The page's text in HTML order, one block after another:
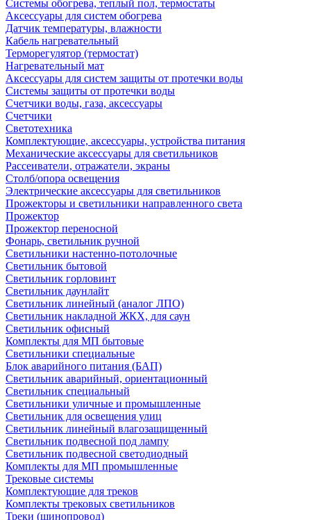
Системы обогрева, теплый пол, термостаты
Аксессуары для систем обогрева
Датчик температуры, влажности
Кабель нагревательный
Терморегулятор (термостат)
Нагревательный мат
Аксессуары для систем защиты от протечки воды
Системы защиты от протечки воды
Счетчики воды, газа, аксессуары
Счетчики
Светотехника
Комплектующие, аксессуары, устройства питания
Механические аксессуары для светильников
Рассеиватели, отражатели, экраны
Столб/опора освещения
Электрические аксессуары для светильников
Прожекторы и светильники направленного света
Прожектор
Прожектор переносной
Фонарь, светильник ручной
Светильники настенно-потолочные
Светильник бытовой
Светильник горловинт
Светильник даунлайт
Светильник линейный (аналог ЛПО)
Светильник накладной ЖКХ, для саун
Светильник офисный
Комплекты для МП бытовые
Светильники специальные
Блок аварийного питания (БАП)
Светильник аварийный, ориентационный
Светильник специальный
Светильники уличные и промышленные
Светильник для освещения улиц
Светильник линейный влагозащищенный
Светильник подвесной под лампу
Светильник подвесной светодиодный
Комплекты для МП промышленные
Трековые системы
Комплектующие для треков
Комплекты трековых светильников
Треки (шинопровод)